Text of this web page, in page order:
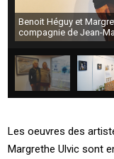
Benoit Héguy et
compagnie de Jean-
Les oeuvres des
Margrethe Ulvic sont